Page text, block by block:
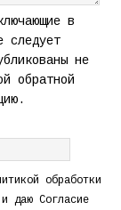
в
следует
не
обратной
обработки
даю Согласие